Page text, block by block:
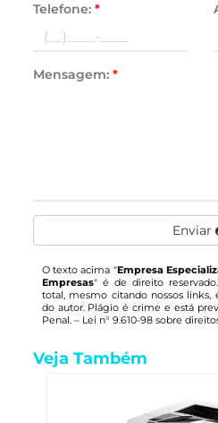
Telefone: *
Mensagem: *
Enviar
O texto acima "Empresa
Empresas" é de direito
total, mesmo citando nossos links,
do autor. Plágio é crime e está
Penal. – Lei n° 9.610-98 sobre
Veja Também